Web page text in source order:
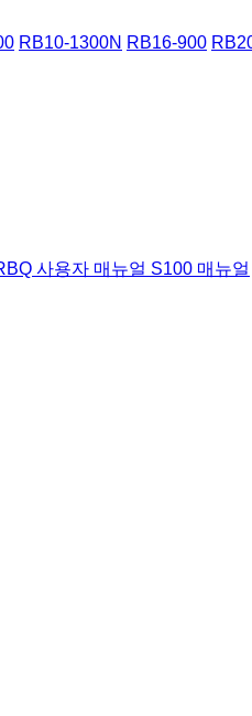
RB10-1300N RB16-900
사용자 매뉴얼 S100 매뉴얼